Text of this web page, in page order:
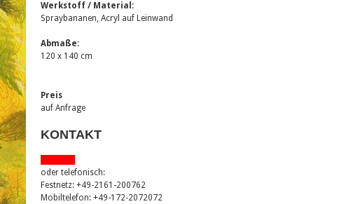
Werkstoff / Material:
Spraybananen, Acryl auf Leinwand
Abmaße:
120 x 140 cm
Preis
auf Anfrage
KONTAKT
oder telefonisch:
Festnetz: +49-2161-200762
Mobiltelefon: +49-172-2072072